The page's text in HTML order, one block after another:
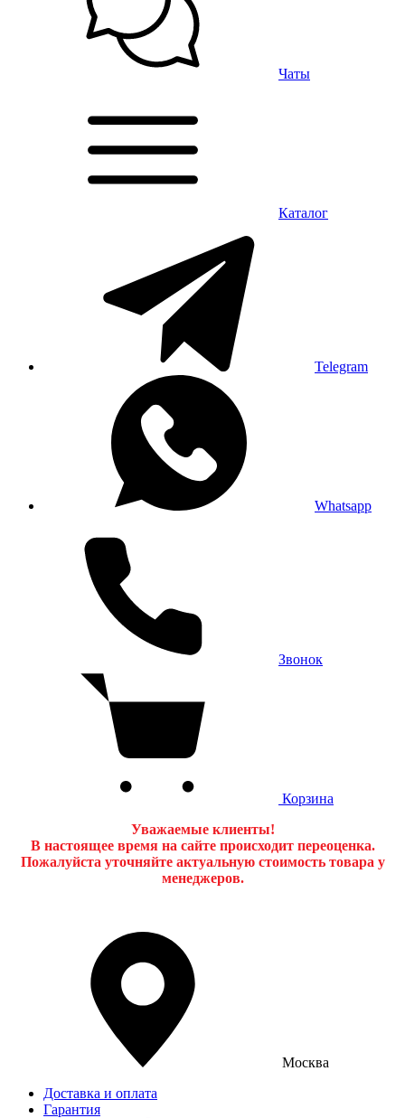
Чаты
Каталог
Telegram
Whatsapp
Звонок
Корзина
Уважаемые клиенты!
В настоящее время на сайте происходит переоценка.
Пожалуйста уточняйте актуальную стоимость товара у
менеджеров.
Москва
Доставка и оплата
Гарантия